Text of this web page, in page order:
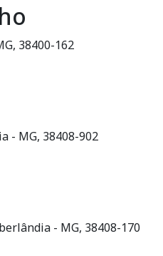
38400-162
- MG, 38408-902
- MG, 38408-170